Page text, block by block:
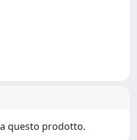
questo prodotto.